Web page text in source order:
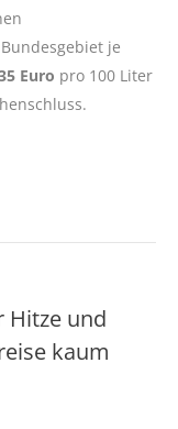
je
Euro pro 100 Liter
Hitze und
kaum